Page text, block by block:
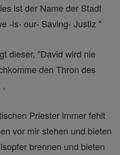
ist der Name der Stadt
-is- our- Saving- Justiz "
dieser, "David wird nie
den Thron des
,
Priester immer fehlt
vor mir stehen und bieten
brennen und bieten